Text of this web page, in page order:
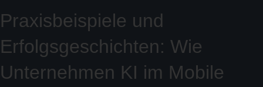
Praxisbeispiele und
Erfolgsgeschichten: Wie
Unternehmen KI im Mobile